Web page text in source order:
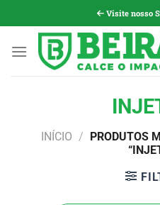
para
conteúdo
Visite nosso
INÍCIO /
PRODUTOS